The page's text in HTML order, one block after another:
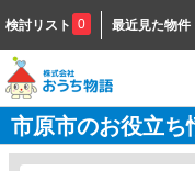
検討リスト 0 最近見た物件
市原市のお役立ち